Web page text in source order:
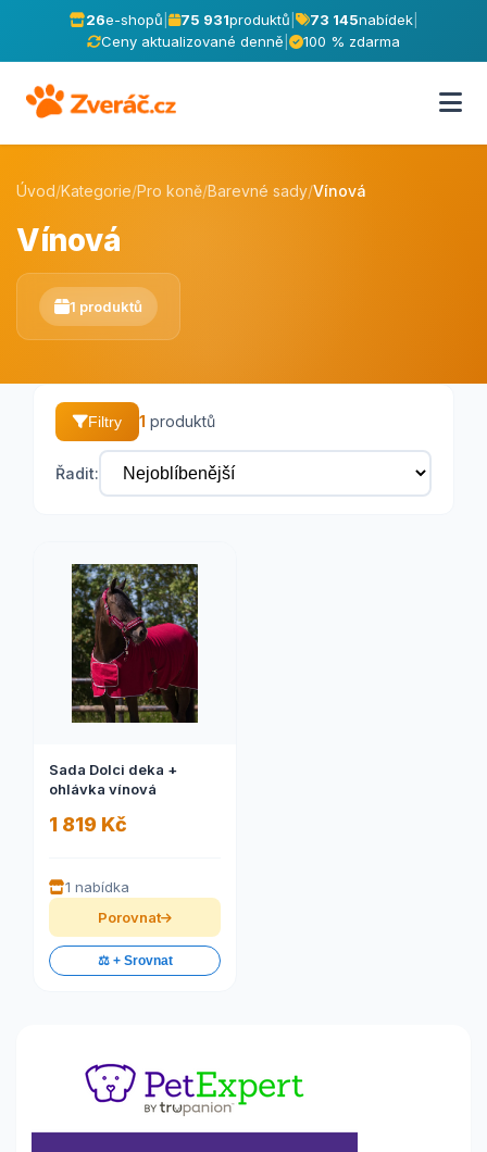
26e-shopů 75 931produktů 73 145nabídek|
Ceny aktualizované denně
100 % zdarma
Úvod/Kategorie/Pro koně/Barevné sady/Vínová
Vínová
1 produktů
Filtry 1 produktů
Řadit:
Sada Dolci deka +
ohlávka vínová
1 819 Kč
1 nabídka
Porovnat
⚖️ + Srovnat